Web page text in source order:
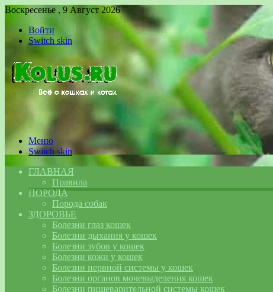
Воскресенье , 9 Август 2026
Войти
Switch skin
Меню
Switch skin
ГЛАВНАЯ
Правила
ПОРОДА
Порода собак
ЗДОРОВЬЕ
Болезни глаз кошек
Болезни дыхания у кошек
Болезни зубов у кошек
Болезни кожи у кошек
Болезни нервной системы у кошек
Болезни органов мочевыделения кошек
Болезни пищеварительной системы кошек